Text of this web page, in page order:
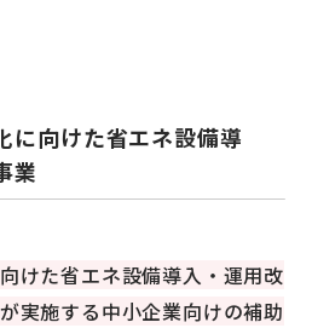
に向けた省エネ設備導
業
けた省エネ設備導入・運用改
実施する中小企業向けの補助